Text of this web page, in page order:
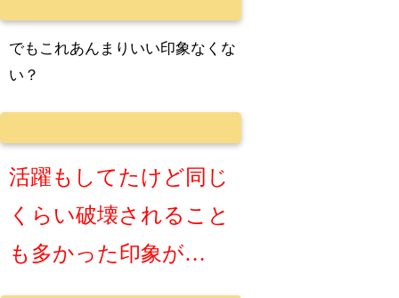
でもこれあんまりいい印象なくな
い？
活躍もしてたけど同じ
くらい破壊されること
も多かった印象が…